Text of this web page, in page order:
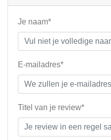
Je naam*
E-mailadres*
Titel van je review*